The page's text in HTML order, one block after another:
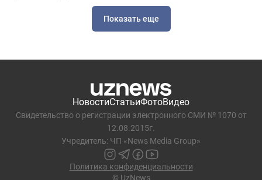
Показать еще
НовостиСтатьиФотоВидео
Свидетельство о регистрации электронного СМИ № 1070 от
12.08.2015г.
Учредитель: ЧП «News Media Group»
Политика конфиденциальности
© UzNews